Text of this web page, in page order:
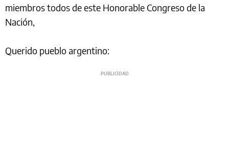
miembros todos de este Honorable Congreso de la
Nación,
Querido pueblo argentino: